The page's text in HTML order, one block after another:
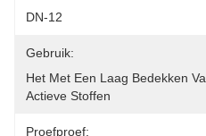
DN-12
Gebruik:
Het Met Een Laag Bedekken
Actieve Stoffen
Proefproef: